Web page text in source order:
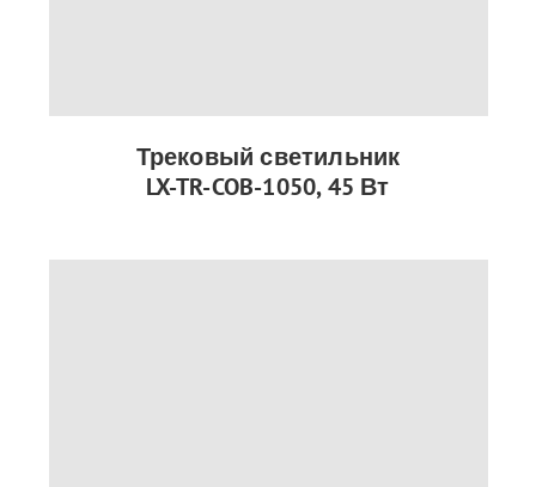
Трековый светильник
LX-TR-COB-1050, 45 Вт